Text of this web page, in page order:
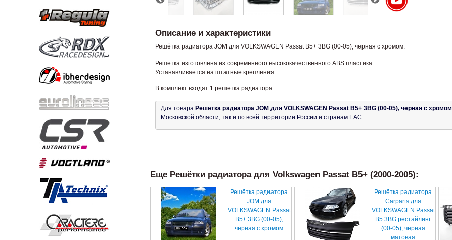
Описание и характеристики
Решётка радиатора JOM для VOLKSWAGEN Passat B5+ 3BG (00-05), черная с хромом.
Решетка изготовлена из современного высококачественного ABS пластика.
Устанавливается на штатные крепления.
В комплект входят 1 решетка радиатора.
Для товара Решётка радиатора JOM для VOLKSWAGEN Passat B5+ 3BG (00-05), черная с хромом
Московской области, так и по всей территории России и странам ЕАС.
Еще Решётки радиатора для Volkswagen Passat B5+ (2000-2005):
Решётка радиатора
JOM для
VOLKSWAGEN Passat
B5+ 3BG (00-05),
черная с хромом
Решётка радиатора
Carparts для
VOLKSWAGEN Passat
B5 3BG рестайлинг
(00-05), черная
матовая